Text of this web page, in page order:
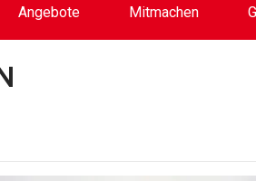
Angebote Mitmachen